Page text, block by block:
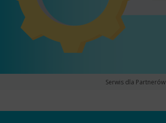
Serwis dla Partnerów